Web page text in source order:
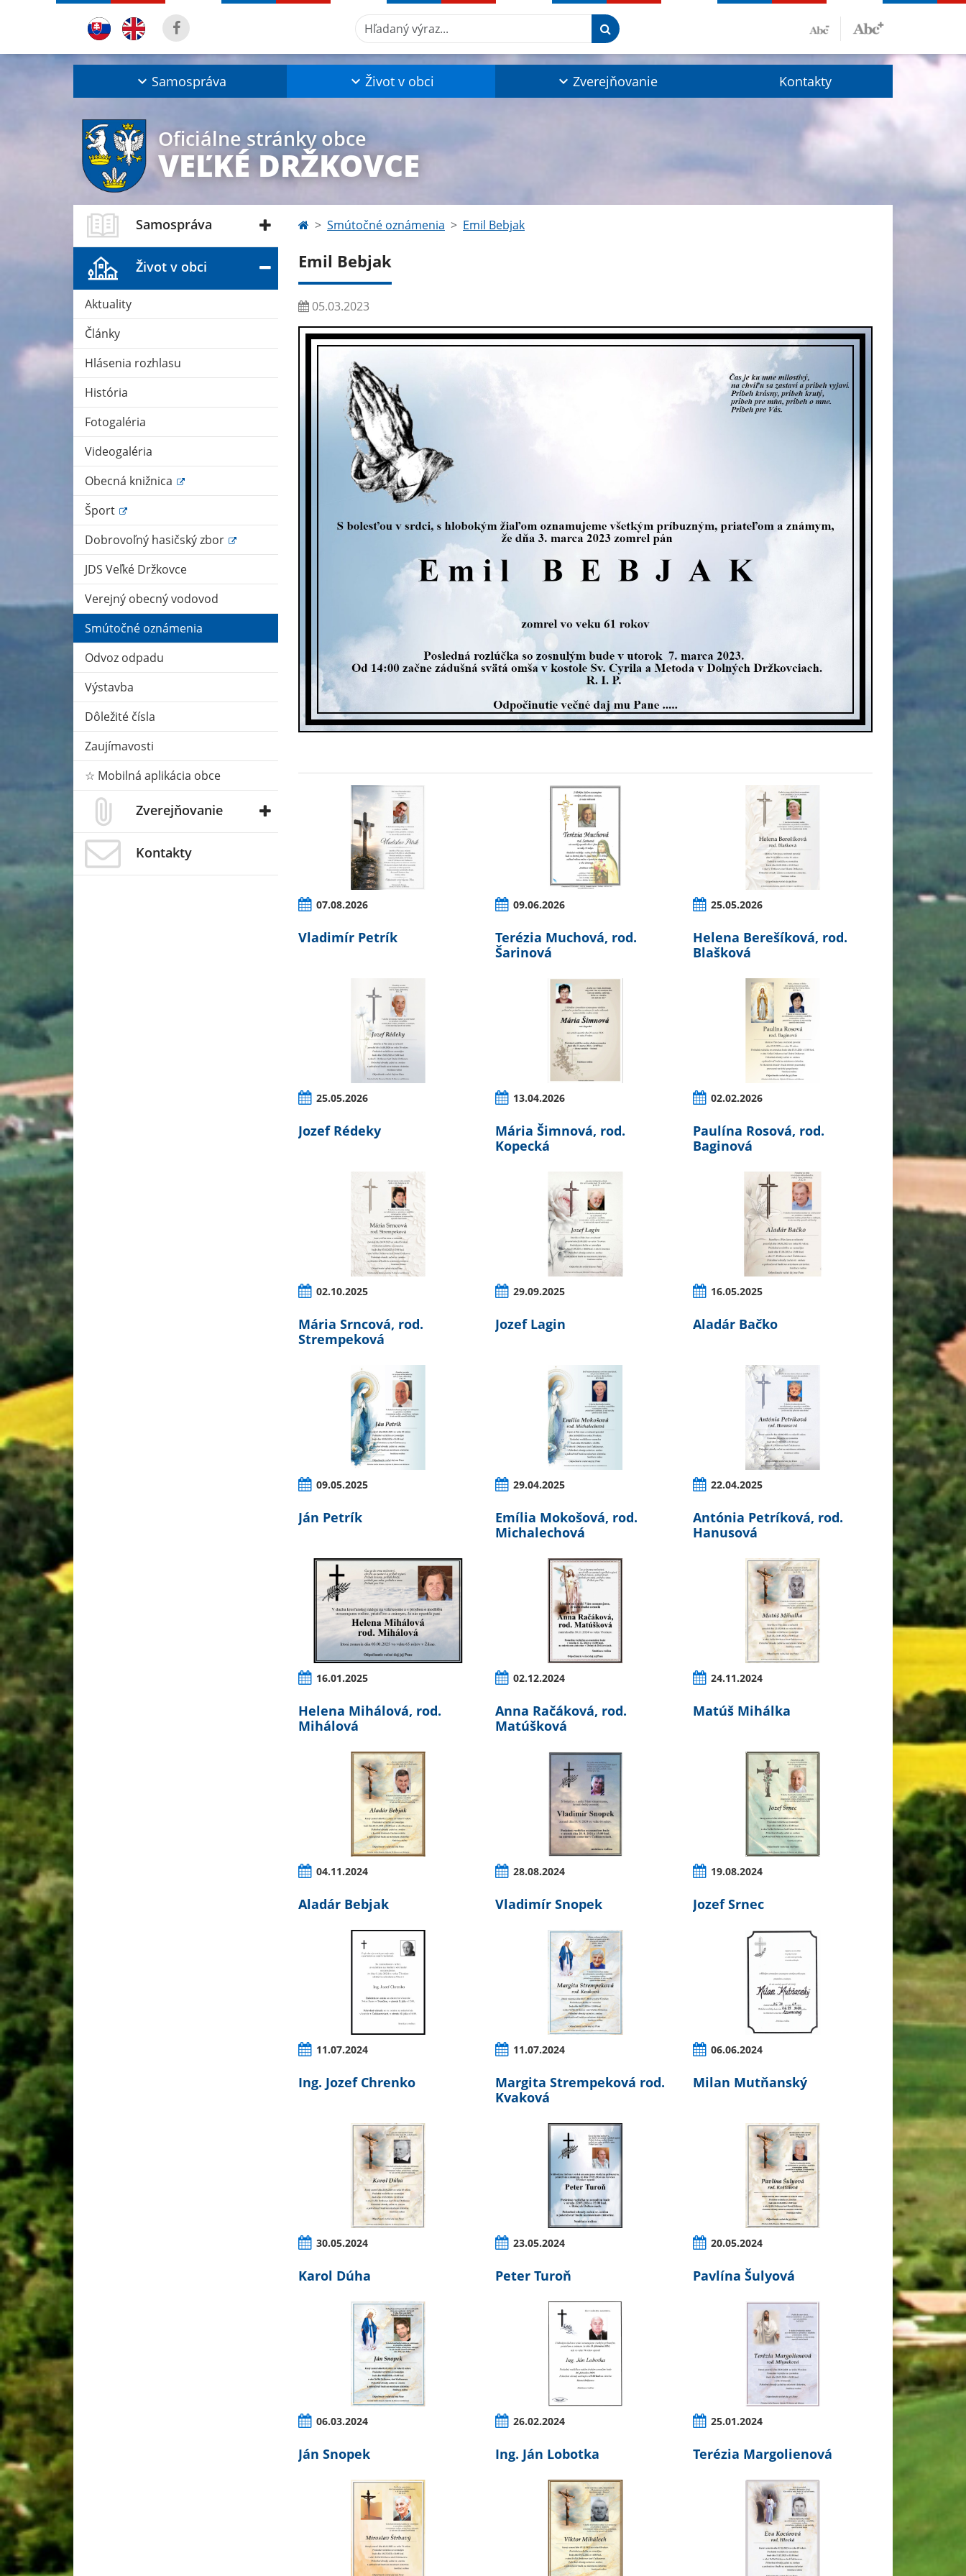
Hľadaný výraz...
Samospráva Život v obci Zverejňovanie Kontakty
Oficiálne stránky obce
VEĽKÉ DRŽKOVCE
Samospráva
Život v obci
Aktuality
Články
Hlásenia rozhlasu
História
Fotogaléria
Videogaléria
Obecná knižnica
Šport
Dobrovoľný hasičský zbor
JDS Veľké Držkovce
Verejný obecný vodovod
Smútočné oznámenia
Odvoz odpadu
Výstavba
Dôležité čísla
Zaujímavosti
☆ Mobilná aplikácia obce
Zverejňovanie
Kontakty
Smútočné oznámenia Emil Bebjak
Emil Bebjak
05.03.2023
07.08.2026
Vladimír Petrík
09.06.2026
Terézia Muchová, rod.
Šarinová
25.05.2026
Helena Berešíková, rod.
Blašková
25.05.2026
Jozef Rédeky
13.04.2026
Mária Šimnová, rod.
Kopecká
02.02.2026
Paulína Rosová, rod.
Baginová
02.10.2025
Mária Srncová, rod.
Strempeková
29.09.2025
Jozef Lagin
16.05.2025
Aladár Bačko
09.05.2025
Ján Petrík
29.04.2025
Emília Mokošová, rod.
Michalechová
22.04.2025
Antónia Petríková, rod.
Hanusová
16.01.2025
Helena Mihálová, rod.
Mihálová
02.12.2024
Anna Račáková, rod.
Matúšková
24.11.2024
Matúš Mihálka
04.11.2024
Aladár Bebjak
28.08.2024
Vladimír Snopek
19.08.2024
Jozef Srnec
11.07.2024
Ing. Jozef Chrenko
11.07.2024
Margita Strempeková rod.
Kvaková
06.06.2024
Milan Mutňanský
30.05.2024
Karol Dúha
23.05.2024
Peter Turoň
20.05.2024
Pavlína Šulyová
06.03.2024
Ján Snopek
26.02.2024
Ing. Ján Lobotka
25.01.2024
Terézia Margolienová